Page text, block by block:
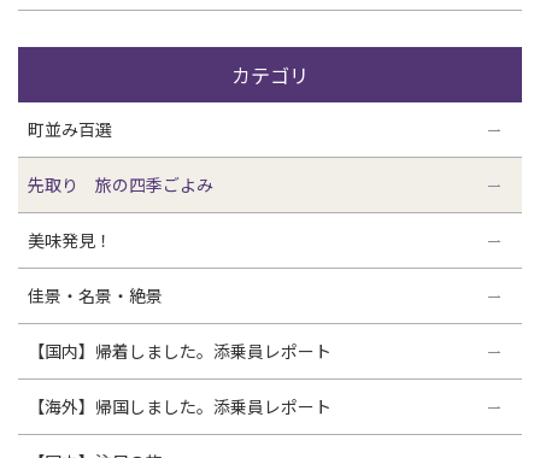
カテゴリ
町並み百選
先取り 旅の四季ごよみ
美味発見！
佳景・名景・絶景
【国内】帰着しました。添乗員レポート
【海外】帰国しました。添乗員レポート